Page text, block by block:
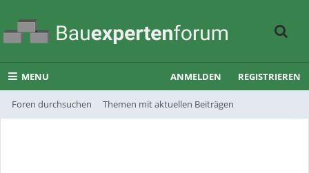
MENU
Foren durchsuchen Themen mit aktuellen Beiträgen
ANMELDEN REGISTRIEREN